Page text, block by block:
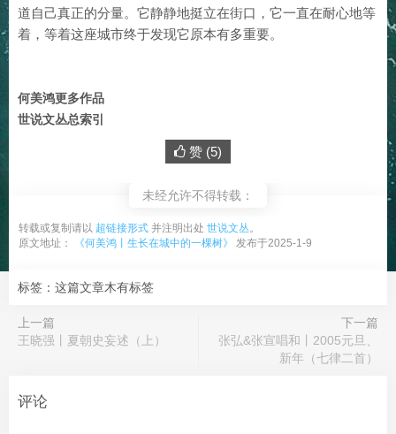
道自己真正的分量。它静静地挺立在街口，它一直在耐心地等
着，等着这座城市终于发现它原本有多重要。
何美鸿更多作品
世说文丛总索引
赞 (5)
未经允许不得转载：
转载或复制请以 超链接形式 并注明出处 世说文丛。
原文地址：
《何美鸿丨生长在城中的一棵树》 发布于2025-1-9
标签：这篇文章木有标签
上一篇
王晓强丨夏朝史妄述（上）
下一篇
张弘&张宣唱和丨2005元旦、
新年（七律二首）
评论